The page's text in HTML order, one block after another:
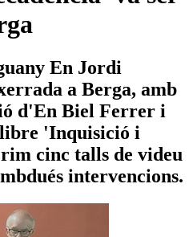
En Jordi
a Berga, amb
d'En Biel Ferrer i
'Inquisició i
cinc talls de videu
intervencions.